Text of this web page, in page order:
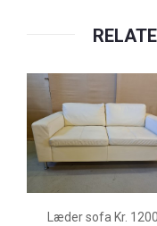
Læder sofa Kr.